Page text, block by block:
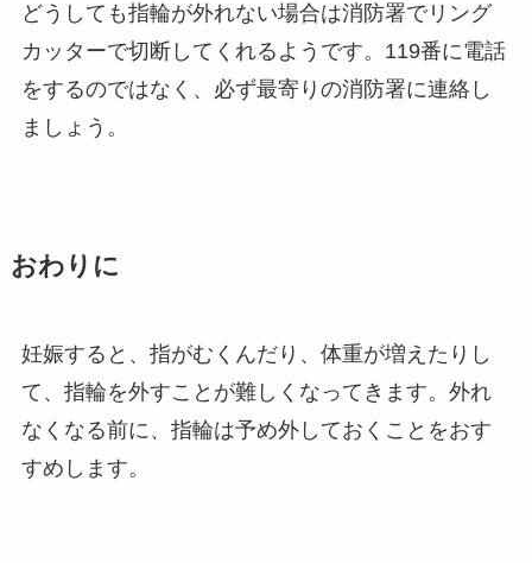
どうしても指輪が外れない場合は消防署でリング
カッターで切断してくれるようです。119番に電話
をするのではなく、必ず最寄りの消防署に連絡し
ましょう。
おわりに
妊娠すると、指がむくんだり、体重が増えたりし
て、指輪を外すことが難しくなってきます。外れ
なくなる前に、指輪は予め外しておくことをおす
すめします。